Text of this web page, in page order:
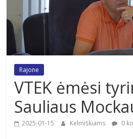
Rajone
VTEK ėmėsi
Sauliaus
2025-01-15 Kelmiškiams 0